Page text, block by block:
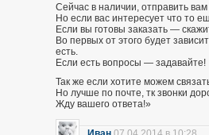
Сейчас в наличии, отправить вам
Но если вас интересует что то
Если вы готовы заказать —
Во первых от этого будет
есть.
Если есть вопросы — задавайте!
Так же если хотите можем
Но лучше по почте, тк звонки
Жду вашего ответа!»